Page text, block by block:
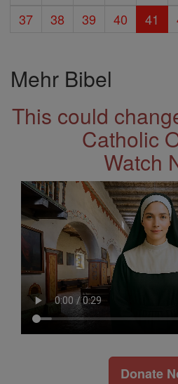
37
38 39 40 41
Mehr Bibel
This could
Catholic
Watch
Donate